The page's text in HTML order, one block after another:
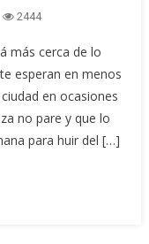
2444
más cerca de lo
esperan en menos
en ocasiones
no pare y que lo
para huir del […]